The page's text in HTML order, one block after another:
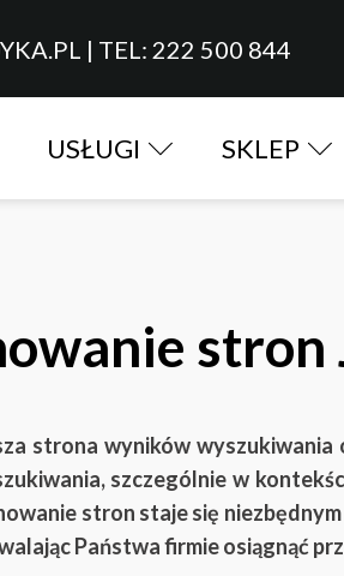
| TEL: 222 500 844
USŁUGI SKLEP
stron
strona wyników
szczególnie w
stron staje się
Państwa firmie osiągnąć